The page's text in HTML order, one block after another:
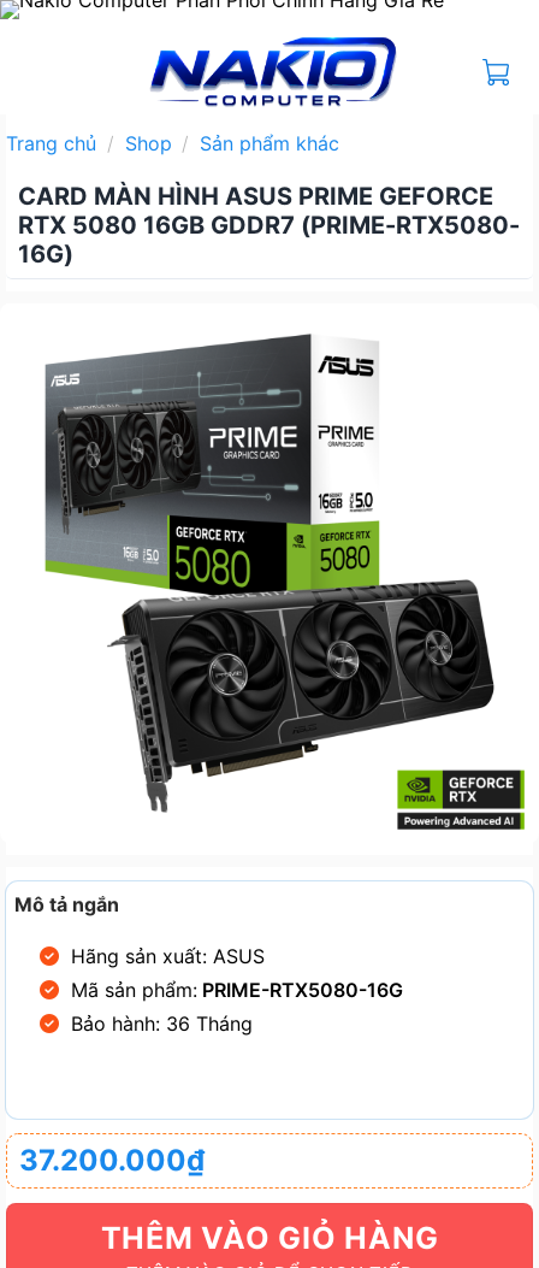
Bỏ
Trang chủ / Shop / Sản phẩm khác
CARD MÀN HÌNH ASUS PRIME GEFORCE
RTX 5080 16GB GDDR7 (PRIME-RTX5080-
16G)
Mô tả ngắn
Hãng sản xuất: ASUS
Mã sản phẩm:PRIME-RTX5080-16G
Bảo hành: 36 Tháng
37.200.000₫
THÊM VÀO GIỎ HÀNG